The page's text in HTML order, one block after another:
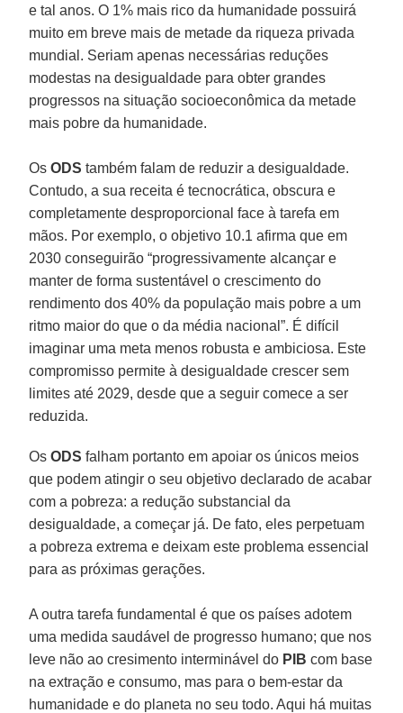
e tal anos. O 1% mais rico da humanidade possuirá
muito em breve mais de metade da riqueza privada
mundial. Seriam apenas necessárias reduções
modestas na desigualdade para obter grandes
progressos na situação socioeconômica da metade
mais pobre da humanidade.
OsODS também falam de reduzir a desigualdade.
Contudo, a sua receita é tecnocrática, obscura e
completamente desproporcional face à tarefa em
mãos. Por exemplo, o objetivo 10.1 afirma que em
2030 conseguirão “progressivamente alcançar e
manter de forma sustentável o crescimento do
rendimento dos 40% da população mais pobre a um
ritmo maior do que o da média nacional”. É difícil
imaginar uma meta menos robusta e ambiciosa. Este
compromisso permite à desigualdade crescer sem
limites até 2029, desde que a seguir comece a ser
reduzida.
OsODS falham portanto em apoiar os únicos meios
que podem atingir o seu objetivo declarado de acabar
com a pobreza: a redução substancial da
desigualdade, a começar já. De fato, eles perpetuam
a pobreza extrema e deixam este problema essencial
para as próximas gerações.
A outra tarefa fundamental é que os países adotem
uma medida saudável de progresso humano; que nos
leve não ao cresimento interminável do PIB com base
na extração e consumo, mas para o bem-estar da
humanidade e do planeta no seu todo. Aqui há muitas